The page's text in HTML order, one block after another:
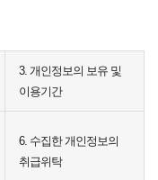
3. 개인정보의 보유 및
이용기간
6. 수집한 개인정보의
취급위탁